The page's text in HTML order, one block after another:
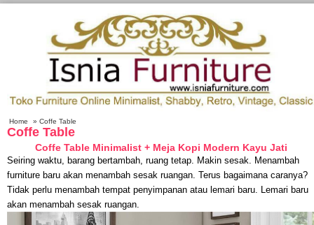
Home » Coffe Table
Coffe Table
Coffe Table Minimalist + Meja Kopi Modern Kayu Jati
Seiring waktu, barang bertambah, ruang tetap. Makin sesak. Menambah
furniture baru akan menambah sesak ruangan. Terus bagaimana caranya?
Tidak perlu menambah tempat penyimpanan atau lemari baru. Lemari baru
akan menambah sesak ruangan.